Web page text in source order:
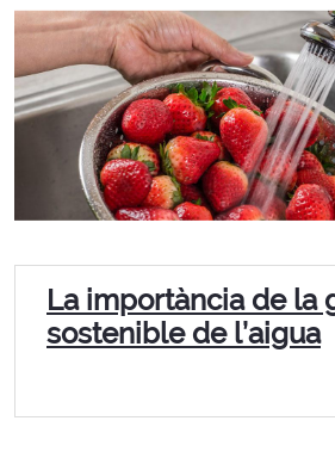
La importància de la
sostenible de l’aigua